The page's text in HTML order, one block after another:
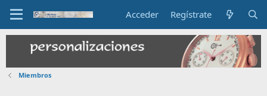
Acceder Regístrate
Miembros